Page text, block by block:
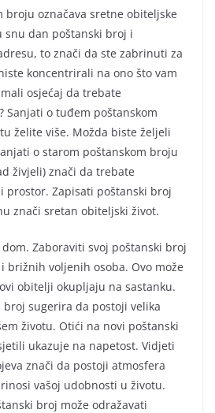
broju označava sretne obiteljske
snu dan poštanski broj i
to znači da ste zabrinuti za
koncentrirali na ono što vam
osjećaj da trebate
Sanjati o tuđem poštanskom
želite više. Možda biste željeli
o starom poštanskom broju
živjeli) znači da trebate
prostor. Zapisati poštanski broj
znači sretan obiteljski život.
Zaboraviti svoj poštanski broj
brižnih voljenih osoba. Ovo može
obitelji okupljaju na sastanku.
sugerira da postoji velika
životu. Otići na novi poštanski
ukazuje na napetost. Vidjeti
znači da postoji atmosfera
vašoj udobnosti u životu.
broj može odražavati